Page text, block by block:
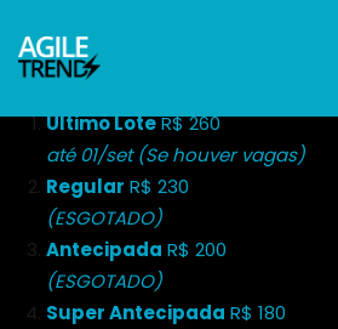
Último LoteR$ 260
até 01/set (Se houver vagas)
Regular R$ 230
(ESGOTADO)
Antecipada R$ 200
(ESGOTADO)
Super Antecipada R$ 180